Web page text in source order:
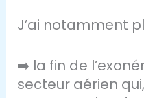
J’ai notamment
➡️ la fin de
secteur aérien